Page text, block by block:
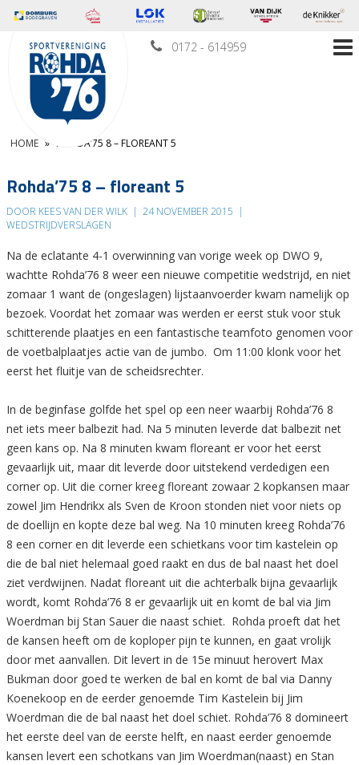
0172 - 614959
HOME » ROHDA’75 8 – FLOREANT 5
Rohda’75 8 – floreant 5
DOOR KEES VAN DER WILK | 24 NOVEMBER 2015 |
WEDSTRIJDVERSLAGEN
Na de eclatante 4-1 overwinning van vorige week op DWO 9,
wachtte Rohda’76 8 weer een nieuwe competitie wedstrijd, en niet
zomaar 1 want de (ongeslagen) lijstaanvoerder kwam namelijk op
bezoek. Voordat het zomaar was werden er eerst stuk voor stuk
schitterende plaatjes en een fantastische teamfoto genomen voor
de voetbalplaatjes actie van de jumbo. Om 11:00 klonk voor het
eerst het fluitje van de scheidsrechter.
In de beginfase golfde het spel op een neer waarbij Rohda’76 8
net iets meer balbezit had. Na 5 minuten leverde dat balbezit net
geen kans op. Na 8 minuten kwam floreant er voor het eerst
gevaarlijk uit, maar dit leverde door uitstekend verdedigen een
corner op. Uit die corner kreeg floreant zowaar 2 kopkansen maar
zowel Jim Hendrikx als Sven de Kroon stonden niet voor niets op
de doellijn en kopte deze bal weg. Na 10 minuten kreeg Rohda’76
8 een corner en dit leverde een schietkans voor tim kastelein op
die de bal niet helemaal goed raakt en dus de bal naast het doel
ziet verdwijnen. Nadat floreant uit die achterbalk bijna gevaarlijk
wordt, komt Rohda’76 8 er gevaarlijk uit en komt de bal via Jim
Woerdman bij Stan Sauer die naast schiet. Rohda proeft dat het
de kansen heeft om de koploper pijn te kunnen, en gaat vrolijk
door met aanvallen. Dit levert in de 15e minuut herovert Max
Bukman door goed te werken de bal en komt de bal via Danny
Koenekoop en de eerder genoemde Tim Kastelein bij Jim
Woerdman die de bal naast het doel schiet. Rohda’76 8 domineert
het eerste deel van de eerste helft, en naast eerder genoemde
kansen levert een schotkans van Jim Woerdman(naast) en Stan